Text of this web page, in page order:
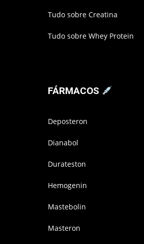
Tudo sobre Creatina
Tudo sobre Whey Protein
FÁRMACOS
Deposteron
Dianabol
Durateston
Hemogenin
Mastebolin
Masteron